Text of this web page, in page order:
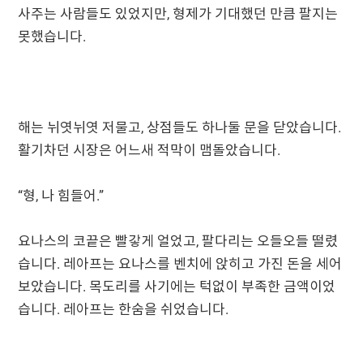
사주는 사람들도 있었지만, 형제가 기대했던 만큼 팔지는
못했습니다.
해는 뉘엿뉘엿 저물고, 상점들도 하나둘 문을 닫았습니다.
활기차던 시장은 어느새 적막이 맴돌았습니다.
“형, 나 힘들어.”
요나스의 코끝은 빨갛게 얼었고, 팔다리는 오들오들 떨렸
습니다. 레아프는 요나스를 벤치에 앉히고 가진 돈을 세어
보았습니다. 목도리를 사기에는 턱없이 부족한 금액이었
습니다. 레아프는 한숨을 쉬었습니다.